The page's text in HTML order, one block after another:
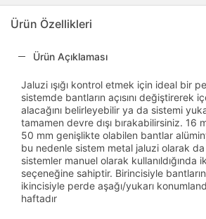
Ürün Özellikleri
Ürün Açıklaması
Jaluzi ışığı kontrol etmek için ideal bir
sistemde bantların açısını değiştirerek
alacağını belirleyebilir ya da sistemi
tamamen devre dışı bırakabilirsiniz. 16
50 mm genişlikte olabilen bantlar
bu nedenle sistem metal jaluzi olarak da
sistemler manuel olarak kullanıldığında
seçeneğine sahiptir. Birincisiyle
ikincisiyle perde aşağı/yukarı
haftadır